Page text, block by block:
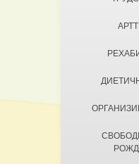
ЗА
УСЛОВИЯ
ТАКСИ ЗА